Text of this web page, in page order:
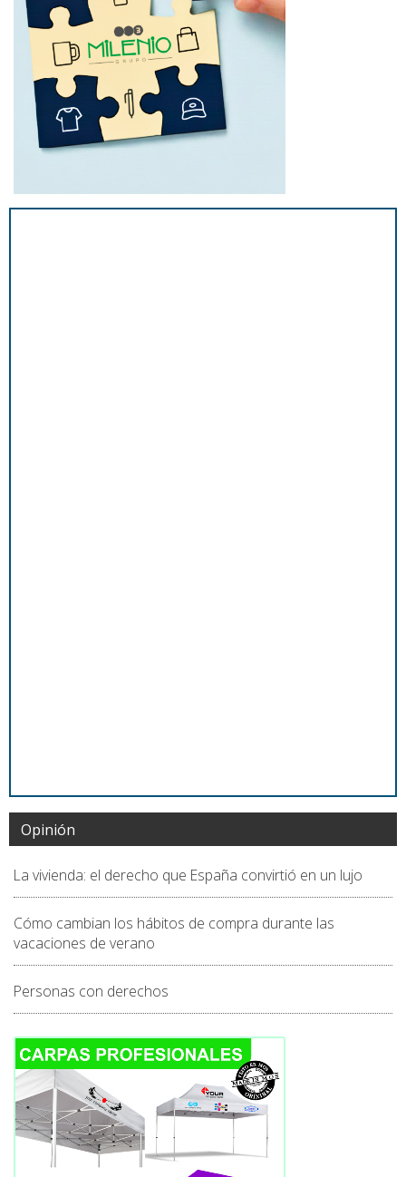
Opinión
La vivienda: el derecho que España convirtió en un lujo
Cómo cambian los hábitos de compra durante las
vacaciones de verano
Personas con derechos